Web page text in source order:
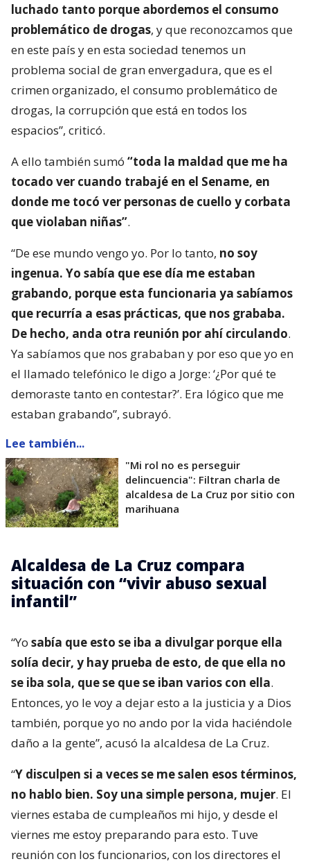
luchado tanto porque abordemos el consumo
problemático de drogas, y que reconozcamos que
en este país y en esta sociedad tenemos un
problema social de gran envergadura, que es el
crimen organizado, el consumo problemático de
drogas, la corrupción que está en todos los
espacios”, criticó.
A ello también sumó “toda la maldad que me ha
tocado ver cuando trabajé en el Sename, en
donde me tocó ver personas de cuello y corbata
que violaban niñas”.
“De ese mundo vengo yo. Por lo tanto, no soy
ingenua. Yo sabía que ese día me estaban
grabando, porque esta funcionaria ya sabíamos
que recurría a esas prácticas, que nos grababa.
De hecho, anda otra reunión por ahí circulando.
Ya sabíamos que nos grababan y por eso que yo en
el llamado telefónico le digo a Jorge: ‘¿Por qué te
demoraste tanto en contestar?’. Era lógico que me
estaban grabando”, subrayó.
Lee también...
"Mi rol no es perseguir
delincuencia": Filtran charla de
alcaldesa de La Cruz por sitio con
marihuana
Alcaldesa de La Cruz compara
situación con “vivir abuso sexual
infantil”
“Yo sabía que esto se iba a divulgar porque ella
solía decir, y hay prueba de esto, de que ella no
se iba sola, que se que se iban varios con ella.
Entonces, yo le voy a dejar esto a la justicia y a Dios
también, porque yo no ando por la vida haciéndole
daño a la gente”, acusó la alcaldesa de La Cruz.
“Y disculpen si a veces se me salen esos términos,
no hablo bien. Soy una simple persona, mujer. El
viernes estaba de cumpleaños mi hijo, y desde el
viernes me estoy preparando para esto. Tuve
reunión con los funcionarios, con los directores el